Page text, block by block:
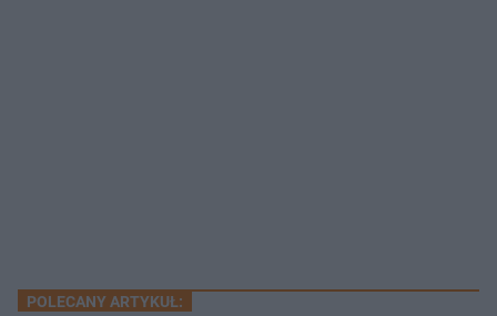
POLECANY ARTYKUŁ: